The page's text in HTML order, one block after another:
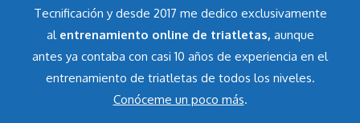
Tecnificación y desde 2017 me dedico exclusivamente
al entrenamiento online de triatletas, aunque
antes ya contaba con casi 10 años de experiencia en el
entrenamiento de triatletas de todos los niveles.
Conóceme un poco más.